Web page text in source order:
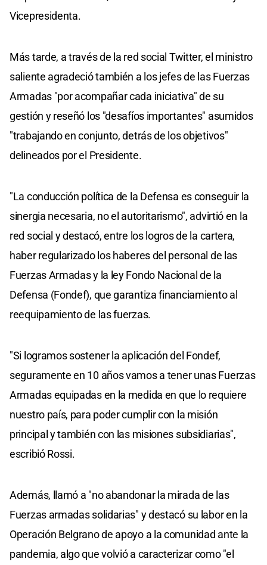
Vicepresidenta.
Más tarde, a través de la red social Twitter, el ministro
saliente agradeció también a los jefes de las Fuerzas
Armadas "por acompañar cada iniciativa" de su
gestión y reseñó los "desafíos importantes" asumidos
"trabajando en conjunto, detrás de los objetivos"
delineados por el Presidente.
"La conducción política de la Defensa es conseguir la
sinergia necesaria, no el autoritarismo", advirtió en la
red social y destacó, entre los logros de la cartera,
haber regularizado los haberes del personal de las
Fuerzas Armadas y la ley Fondo Nacional de la
Defensa (Fondef), que garantiza financiamiento al
reequipamiento de las fuerzas.
"Si logramos sostener la aplicación del Fondef,
seguramente en 10 años vamos a tener unas Fuerzas
Armadas equipadas en la medida en que lo requiere
nuestro país, para poder cumplir con la misión
principal y también con las misiones subsidiarias",
escribió Rossi.
Además, llamó a "no abandonar la mirada de las
Fuerzas armadas solidarias" y destacó su labor en la
Operación Belgrano de apoyo a la comunidad ante la
pandemia, algo que volvió a caracterizar como "el